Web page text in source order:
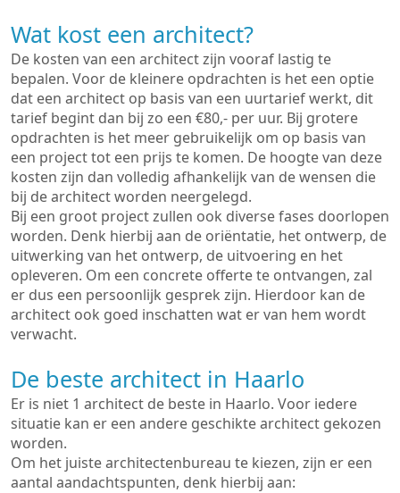
Wat kost een architect?
De kosten van een architect zijn vooraf lastig te
bepalen. Voor de kleinere opdrachten is het een optie
dat een architect op basis van een uurtarief werkt, dit
tarief begint dan bij zo een €80,- per uur. Bij grotere
opdrachten is het meer gebruikelijk om op basis van
een project tot een prijs te komen. De hoogte van deze
kosten zijn dan volledig afhankelijk van de wensen die
bij de architect worden neergelegd.
Bij een groot project zullen ook diverse fases doorlopen
worden. Denk hierbij aan de oriëntatie, het ontwerp, de
uitwerking van het ontwerp, de uitvoering en het
opleveren. Om een concrete offerte te ontvangen, zal
er dus een persoonlijk gesprek zijn. Hierdoor kan de
architect ook goed inschatten wat er van hem wordt
verwacht.
De beste architect in Haarlo
Er is niet 1 architect de beste in Haarlo. Voor iedere
situatie kan er een andere geschikte architect gekozen
worden.
Om het juiste architectenbureau te kiezen, zijn er een
aantal aandachtspunten, denk hierbij aan: